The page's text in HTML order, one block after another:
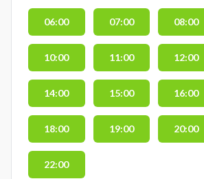
06:00 07:00 08:00
10:00 11:00 12:00
14:00 15:00 16:00
18:00 19:00 20:00
22:00